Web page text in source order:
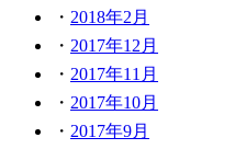
2018年2月
2017年12月
2017年11月
2017年10月
2017年9月